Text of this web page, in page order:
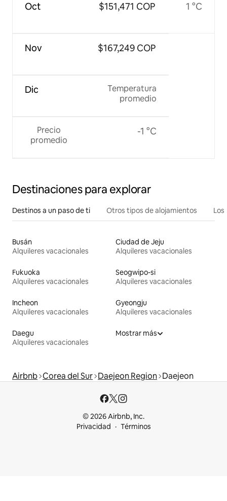
Oct
Nov
Dic
Precio
promedio
$151,471 COP
$167,249 COP
Temperatura
promedio
-1 °C
1 °C
Destinaciones para explorar
Destinos a un paso de ti Otros tipos de alojamientos
Busán
Alquileres vacacionales
Ciudad de Jeju
Alquileres vacacionales
Fukuoka
Alquileres vacacionales
Seogwipo-si
Alquileres vacacionales
Incheon
Alquileres vacacionales
Gyeongju
Alquileres vacacionales
Daegu
Alquileres vacacionales
Mostrar más
Airbnb Corea del Sur Daejeon Region Daejeon
© 2026 Airbnb, Inc.
Privacidad
Términos